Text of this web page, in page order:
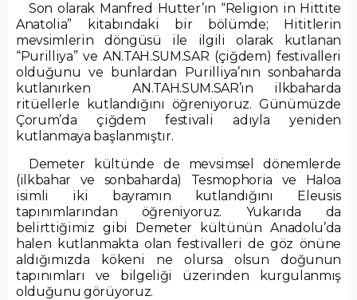
Son olarak Manfred Hutter’ın “Religion in Hittite
Anatolia” kitabındaki bir bölümde; Hititlerin
mevsimlerin döngüsü ile ilgili olarak kutlanan
“Purilliya” ve AN.TAH.SUM.SAR (çiğdem) festivalleri
olduğunu ve bunlardan Purilliya’nın sonbaharda
kutlanırken AN.TAH.SUM.SAR’ın ilkbaharda
ritüellerle kutlandığını öğreniyoruz. Günümüzde
Çorum’da çiğdem festivali adıyla yeniden
kutlanmaya başlanmıştır.
Demeter kültünde de mevsimsel dönemlerde
(ilkbahar ve sonbaharda) Tesmophoria ve Haloa
isimli iki bayramın kutlandığını Eleusis
tapınımlarından öğreniyoruz. Yukarıda da
belirttiğimiz gibi Demeter kültünün Anadolu’da
halen kutlanmakta olan festivalleri de göz önüne
aldığımızda kökeni ne olursa olsun doğunun
tapınımları ve bilgeliği üzerinden kurgulanmış
olduğunu görüyoruz.